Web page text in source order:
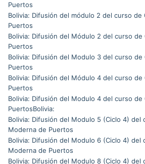
Puertos
Bolivia: Difusión del módulo 2 del curso
Puertos
Bolivia: Difusión del Módulo 2 del curso
Puertos
Bolivia: Difusión del Modulo 3 del curso
Puertos
Bolivia: Difusión del Módulo 4 del curso
Puertos
Bolivia: Difusión del Modulo 4 del curso
PuertosBolivia:
Bolivia: Difusión del Modulo 5 (Ciclo 4) del
Moderna de Puertos
Bolivia: Difusión del Modulo 6 (Ciclo 4) del
Moderna de Puertos
Bolivia: Difusión del Modulo 8 (Ciclo 4) del